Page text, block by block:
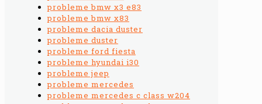
probleme bmw x3 e83
probleme bmw x83
probleme dacia duster
probleme duster
probleme ford fiesta
probleme hyundai i30
probleme jeep
probleme mercedes
probleme mercedes c class w204